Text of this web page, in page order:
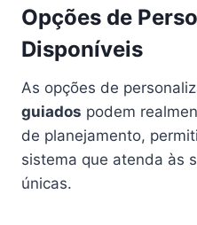
Opções de
Disponíveis
As opções de
guiados podem
de planejamento,
sistema que atenda às
únicas.